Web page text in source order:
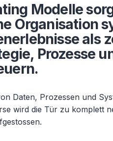
Modelle
Organisation
als
Prozesse
Daten, Prozessen und
wird die Tür zu komplett